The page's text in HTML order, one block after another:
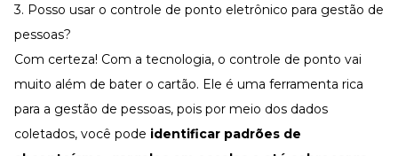
3. Posso usar o controle de ponto eletrônico para gestão de
pessoas?
Com certeza! Com a tecnologia, o controle de ponto vai
muito além de bater o cartão. Ele é uma ferramenta rica
para a gestão de pessoas, pois por meio dos dados
coletados, você pode identificar padrões de